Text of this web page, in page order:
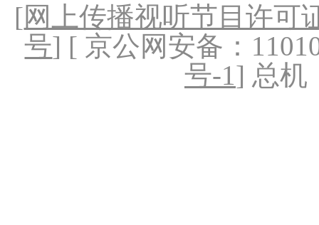
[网上传播视听节目许可
号] [ 京公网安备：
号-1] 总机